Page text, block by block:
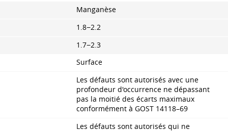
Manganèse
1.8−2.2
1.7−2.3
Surface
Les défauts sont autorisés avec une
profondeur d'occurrence ne dépassant
pas la moitié des écarts maximaux
conformément à GOST 14118–69
Les défauts sont autorisés qui ne